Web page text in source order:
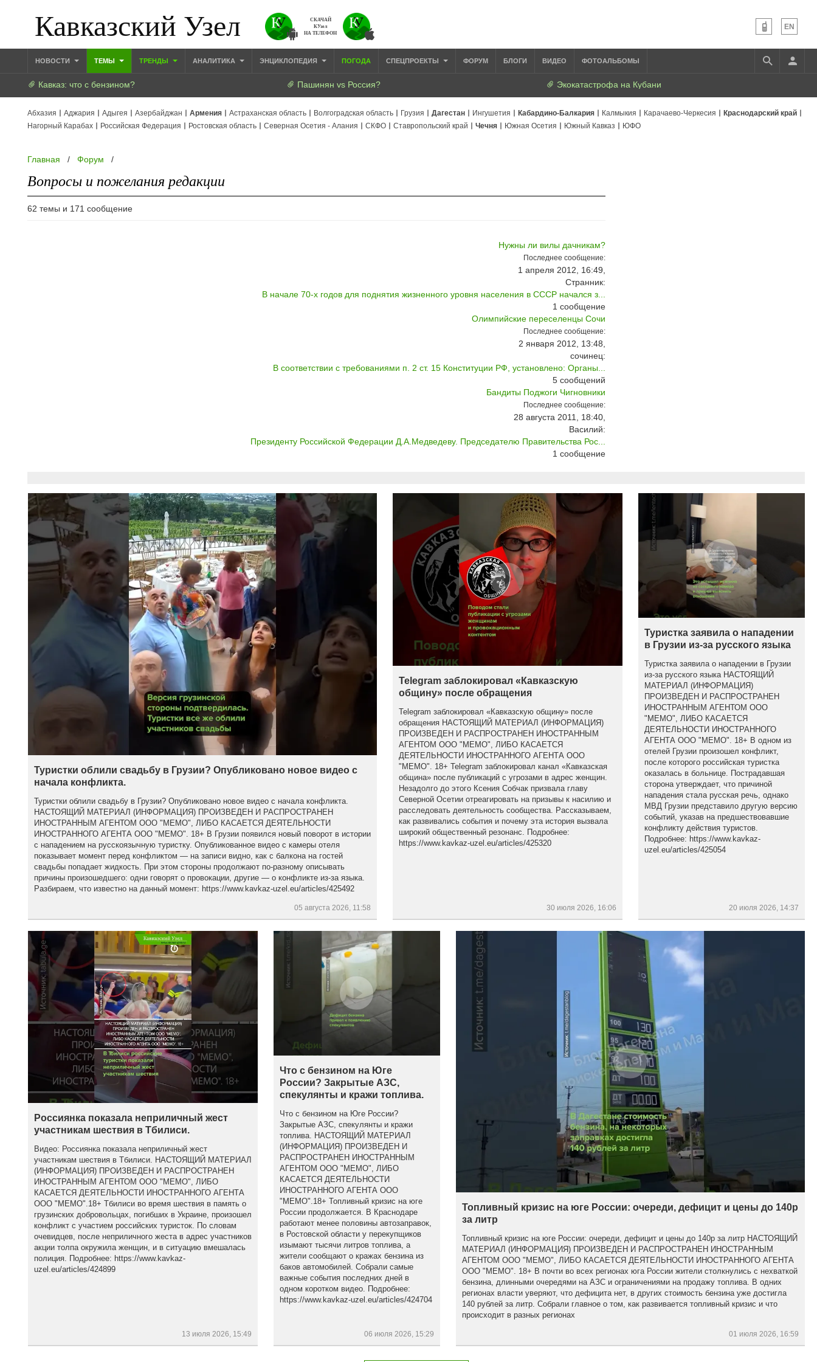
Кавказский Узел
СКАЧАЙ
КУзел
НА ТЕЛЕФОН
EN
НОВОСТИ ТЕМЫ ТРЕНДЫ АНАЛИТИКА ЭНЦИКЛОПЕДИЯ ПОГОДА СПЕЦПРОЕКТЫ ФОРУМ БЛОГИ ВИДЕО ФОТОАЛЬБОМЫ
Кавказ: что с бензином? Пашинян vs Россия? Экокатастрофа на Кубани
Абхазия Аджария Адыгея Азербайджан Армения Астраханская область Волгоградская область Грузия Дагестан Ингушетия Кабардино-Балкария Калмыкия Карачаево-Черкесия
Краснодарский край
Нагорный Карабах
Российская Федерация Ростовская область Северная Осетия - Алания СКФО Ставропольский край Чечня Южная Осетия Южный Кавказ ЮФО
Главная / Форум /
Вопросы и пожелания редакции
62 темы и 171 сообщение
Нужны ли вилы дачникам?
Последнее сообщение:
1 апреля 2012, 16:49,
Странник:
В начале 70-х годов для поднятия жизненного уровня населения в СССР начался з...
1сообщение
Олимпийские переселенцы Сочи
Последнее сообщение:
2 января 2012, 13:48,
сочинец:
В соответствии с требованиями п. 2 ст. 15 Конституции РФ, установлено: Органы...
5сообщений
Бандиты Поджоги Чигновники
Последнее сообщение:
28 августа 2011, 18:40,
Василий:
Президенту Российской Федерации Д.А.Медведеву. Председателю Правительства Рос...
1сообщение
Туристки облили свадьбу в Грузии? Опубликовано новое видео с
начала конфликта.
Туристки облили свадьбу в Грузии? Опубликовано новое видео с начала конфликта.
НАСТОЯЩИЙ МАТЕРИАЛ (ИНФОРМАЦИЯ) ПРОИЗВЕДЕН И РАСПРОСТРАНЕН
ИНОСТРАННЫМ АГЕНТОМ ООО "МЕМО", ЛИБО КАСАЕТСЯ ДЕЯТЕЛЬНОСТИ
ИНОСТРАННОГО АГЕНТА ООО "МЕМО". 18+ В Грузии появился новый поворот в истории
с нападением на русскоязычную туристку. Опубликованное видео с камеры отеля
показывает момент перед конфликтом — на записи видно, как с балкона на гостей
свадьбы попадает жидкость. При этом стороны продолжают по-разному описывать
причины произошедшего: одни говорят о провокации, другие — о конфликте из-за языка.
Разбираем, что известно на данный момент: https://www.kavkaz-uzel.eu/articles/425492
05 августа 2026, 11:58
Telegram заблокировал «Кавказскую
общину» после обращения
Telegram заблокировал «Кавказскую общину» после
обращения НАСТОЯЩИЙ МАТЕРИАЛ (ИНФОРМАЦИЯ)
ПРОИЗВЕДЕН И РАСПРОСТРАНЕН ИНОСТРАННЫМ
АГЕНТОМ ООО "МЕМО", ЛИБО КАСАЕТСЯ
ДЕЯТЕЛЬНОСТИ ИНОСТРАННОГО АГЕНТА ООО
"МЕМО". 18+ Telegram заблокировал канал «Кавказская
община» после публикаций с угрозами в адрес женщин.
Незадолго до этого Ксения Собчак призвала главу
Северной Осетии отреагировать на призывы к насилию и
расследовать деятельность сообщества. Рассказываем,
как развивались события и почему эта история вызвала
широкий общественный резонанс. Подробнее:
https://www.kavkaz-uzel.eu/articles/425320
30 июля 2026, 16:06
Туристка заявила о нападении
в Грузии из-за русского языка
Туристка заявила о нападении в Грузии
из-за русского языка НАСТОЯЩИЙ
МАТЕРИАЛ (ИНФОРМАЦИЯ)
ПРОИЗВЕДЕН И РАСПРОСТРАНЕН
ИНОСТРАННЫМ АГЕНТОМ ООО
"МЕМО", ЛИБО КАСАЕТСЯ
ДЕЯТЕЛЬНОСТИ ИНОСТРАННОГО
АГЕНТА ООО "МЕМО". 18+ В одном из
отелей Грузии произошел конфликт,
после которого российская туристка
оказалась в больнице. Пострадавшая
сторона утверждает, что причиной
нападения стала русская речь, однако
МВД Грузии представило другую версию
событий, указав на предшествовавшие
конфликту действия туристов.
Подробнее: https://www.kavkaz-
uzel.eu/articles/425054
20 июля 2026, 14:37
Россиянка показала неприличный жест
участникам шествия в Тбилиси.
Видео: Россиянка показала неприличный жест
участникам шествия в Тбилиси. НАСТОЯЩИЙ МАТЕРИАЛ
(ИНФОРМАЦИЯ) ПРОИЗВЕДЕН И РАСПРОСТРАНЕН
ИНОСТРАННЫМ АГЕНТОМ ООО "МЕМО", ЛИБО
КАСАЕТСЯ ДЕЯТЕЛЬНОСТИ ИНОСТРАННОГО АГЕНТА
ООО "МЕМО".18+ Тбилиси во время шествия в память о
грузинских добровольцах, погибших в Украине, произошел
конфликт с участием российских туристок. По словам
очевидцев, после неприличного жеста в адрес участников
акции толпа окружила женщин, и в ситуацию вмешалась
полиция. Подробнее: https://www.kavkaz-
uzel.eu/articles/424899
13 июля 2026, 15:49
Что с бензином на Юге
России? Закрытые АЗС,
спекулянты и кражи топлива.
Что с бензином на Юге России?
Закрытые АЗС, спекулянты и кражи
топлива. НАСТОЯЩИЙ МАТЕРИАЛ
(ИНФОРМАЦИЯ) ПРОИЗВЕДЕН И
РАСПРОСТРАНЕН ИНОСТРАННЫМ
АГЕНТОМ ООО "МЕМО", ЛИБО
КАСАЕТСЯ ДЕЯТЕЛЬНОСТИ
ИНОСТРАННОГО АГЕНТА ООО
"МЕМО".18+ Топливный кризис на юге
России продолжается. В Краснодаре
работают менее половины автозаправок,
в Ростовской области у перекупщиков
изымают тысячи литров топлива, а
жители сообщают о кражах бензина из
баков автомобилей. Собрали самые
важные события последних дней в
одном коротком видео. Подробнее:
https://www.kavkaz-uzel.eu/articles/424704
06 июля 2026, 15:29
Топливный кризис на юге России: очереди, дефицит и цены до 140р
за литр
Топливный кризис на юге России: очереди, дефицит и цены до 140р за литр НАСТОЯЩИЙ
МАТЕРИАЛ (ИНФОРМАЦИЯ) ПРОИЗВЕДЕН И РАСПРОСТРАНЕН ИНОСТРАННЫМ
АГЕНТОМ ООО "МЕМО", ЛИБО КАСАЕТСЯ ДЕЯТЕЛЬНОСТИ ИНОСТРАННОГО АГЕНТА
ООО "МЕМО". 18+ В почти во всех регионах юга России жители столкнулись с нехваткой
бензина, длинными очередями на АЗС и ограничениями на продажу топлива. В одних
регионах власти уверяют, что дефицита нет, в других стоимость бензина уже достигла
140 рублей за литр. Собрали главное о том, как развивается топливный кризис и что
происходит в разных регионах
01 июля 2026, 16:59